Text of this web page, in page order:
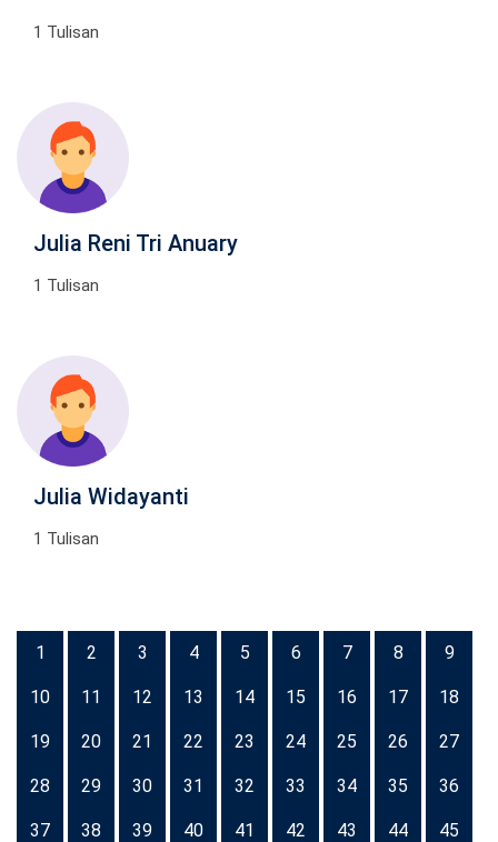
1 Tulisan
Julia Reni Tri Anuary
1 Tulisan
Julia Widayanti
1 Tulisan
1 2 3 4 5 6 7 8 9
10 11 12 13 14 15 16 17 18
19 20 21 22 23 24 25 26 27
28 29 30 31 32 33 34 35 36
37 38 39 40 41 42 43 44 45